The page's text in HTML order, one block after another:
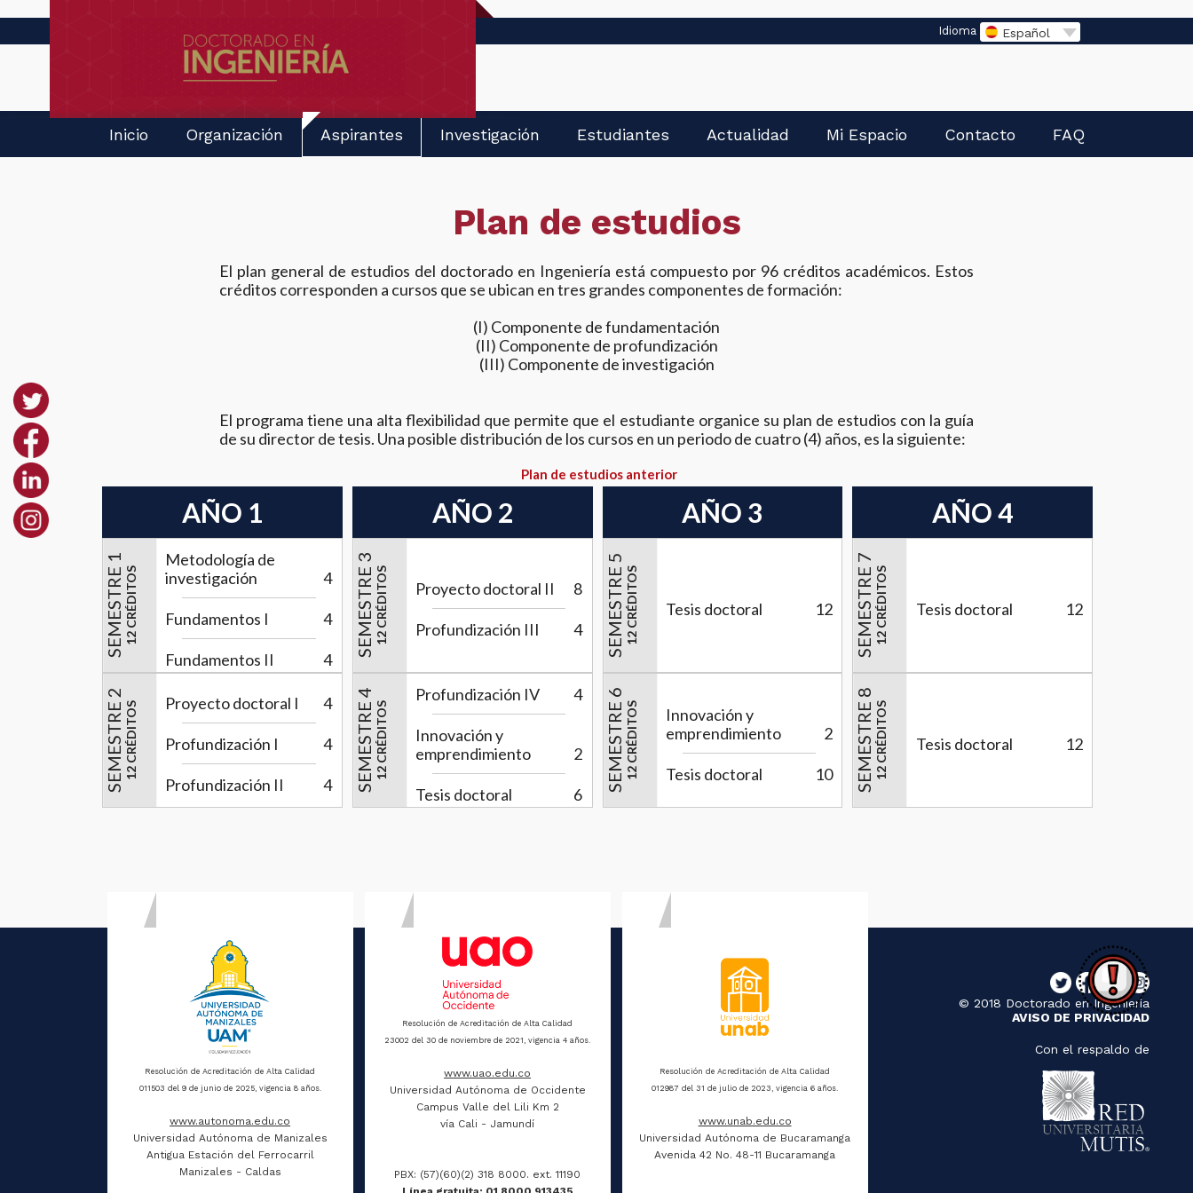
Idioma Español
Inicio Organización Aspirantes Investigación Estudiantes Actualidad Mi Espacio Contacto FAQ
Plan de estudios
El plan general de estudios del doctorado en Ingeniería está compuesto por 96 créditos académicos. Estos
créditos corresponden a cursos que se ubican en tres grandes componentes de formación:
(I) Componente de fundamentación
(II) Componente de profundización
(III) Componente de investigación
El programa tiene una alta flexibilidad que permite que el estudiante organice su plan de estudios con la guía
de su director de tesis. Una posible distribución de los cursos en un periodo de cuatro (4) años, es la siguiente:
Plan de estudios anterior
AÑO 1
12 CRÉDITOS
SEMESTRE 1
Metodología de
investigación
4
Fundamentos I 4
Fundamentos II 4
12 CRÉDITOS
SEMESTRE 2 Proyecto doctoral I 4
Profundización I 4
Profundización II 4
AÑO 2
12 CRÉDITOS
SEMESTRE 3 Proyecto doctoral II 8
Profundización III 4
12 CRÉDITOS
SEMESTRE 4 Profundización IV 4
Innovación y
emprendimiento
2
Tesis doctoral 6
AÑO 3
12 CRÉDITOS
SEMESTRE 5 Tesis doctoral 12
12 CRÉDITOS
SEMESTRE 6
Innovación y
emprendimiento
2
Tesis doctoral 10
AÑO 4
12 CRÉDITOS
SEMESTRE 7 Tesis doctoral 12
12 CRÉDITOS
SEMESTRE 8 Tesis doctoral 12
Resolución de Acreditación de Alta Calidad
011503 del 9 de junio de 2025, vigencia 8 años.
www.autonoma.edu.co
Universidad Autónoma de Manizales
Antigua Estación del Ferrocarril
Manizales - Caldas
Resolución de Acreditación de Alta Calidad
23002 del 30 de noviembre de 2021, vigencia 4 años.
www.uao.edu.co
Universidad Autónoma de Occidente
Campus Valle del Lili Km 2
vía Cali - Jamundí
PBX: (57)(60)(2) 318 8000. ext. 11190
Resolución de Acreditación de Alta Calidad
012987 del 31 de julio de 2023, vigencia 6 años.
www.unab.edu.co
Universidad Autónoma de Bucaramanga
Avenida 42 No. 48-11 Bucaramanga
© 2018 Doctorado en Ingeniería
AVISO DE PRIVACIDAD
Con el respaldo de